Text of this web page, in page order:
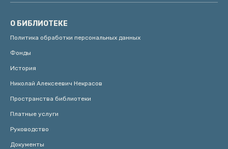
О БИБЛИОТЕКЕ
Политика обработки персональных данных
Фонды
История
Николай Алексеевич Некрасов
Пространства библиотеки
Платные услуги
Руководство
Документы